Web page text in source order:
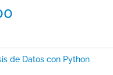
de Datos con Python